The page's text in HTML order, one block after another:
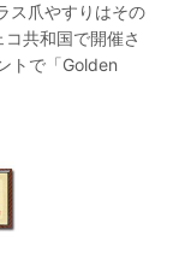
ス爪やすりはその
共和国で開催さ
トで「Golden